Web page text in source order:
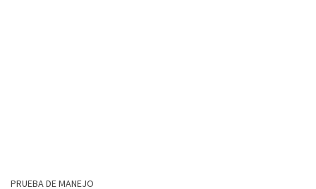
PRUEBA DE MANEJO